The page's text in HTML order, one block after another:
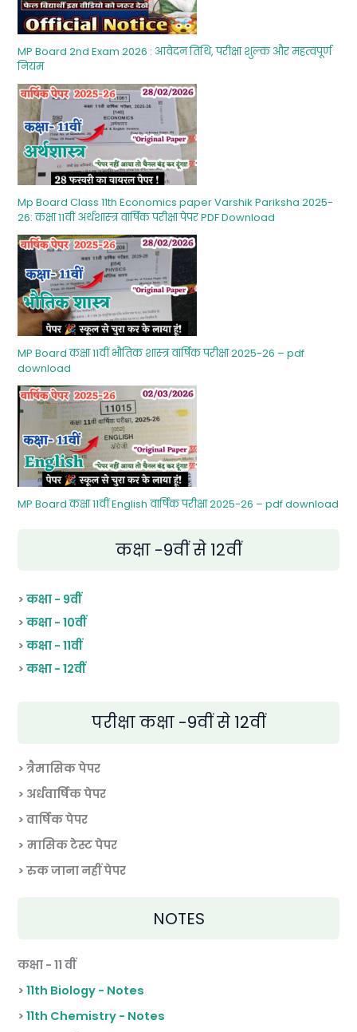
MP Board 2nd Exam 2026 : आवेदन तिथि, परीक्षा शुल्‍क और महत्‍वपूर्ण
नियम
Mp Board Class 11th Economics paper Varshik Pariksha 2025-
26: कक्षा 11वीं अर्थशास्‍त्र वार्षिक परीक्षा पेपर PDF Download
MP Board कक्षा 11वीं भौतिक शास्‍त्र वार्षिक परीक्षा 2025-26 – pdf
download
MP Board कक्षा 11वीं English वार्षिक परीक्षा 2025-26 – pdf download
कक्षा -9वीं से 12वीं
>कक्षा - 9वीं
>कक्षा - 10वीं
>कक्षा - 11वीं
>कक्षा - 12वीं
परीक्षा कक्षा -9वीं से 12वीं
> त्रैमासिक पेपर
> अर्धवार्षिक पेपर
> वार्षिक पेपर
> मासिक टेस्ट पेपर
> रुक जाना नहीं पेपर
NOTES
कक्षा - 11 वीं
>11th Biology - Notes
>11th Chemistry - Notes